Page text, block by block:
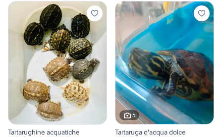
Tartarughine acquatiche
5
Tartaruga d'acqua dolce